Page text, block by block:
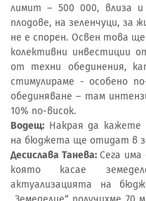
лимит – 500 000, влиза
плодове, на зеленчуци, за
не е спорен. Освен това
колективни инвестиции
от техни обединения,
стимулираме - особено
обединяване – там
10% по-висок.
Водещ: Накрая да кажете
на бюджета ще отидат в
Десислава Танева:Сега има
която касае
актуализацията на